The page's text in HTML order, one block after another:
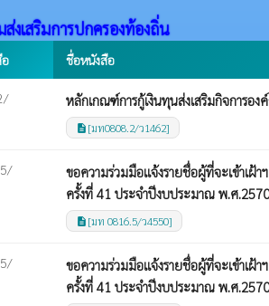
งเสริมการปกครองท้องถิ่น
ชื่อหนังสือ
หลักเกณฑ์การกู้เงินทุนส่งเสริมกิจการอง
description [มท0808.2/ว1462]
ขอความร่วมมือแจ้งรายชื่อผู้ที่จะเข้าเฝ้
ครั้งที่ 41 ประจำปีงบประมาณ พ.ศ.2570
description [มท 0816.5/ว4550]
ขอความร่วมมือแจ้งรายชื่อผู้ที่จะเข้าเฝ้
ครั้งที่ 41 ประจำปีงบประมาณ พ.ศ.2570